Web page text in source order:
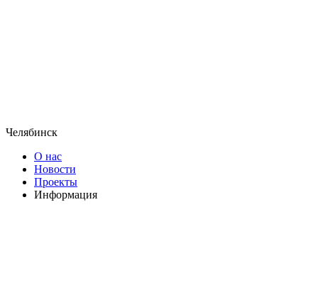
Челябинск
О нас
Новости
Проекты
Информация